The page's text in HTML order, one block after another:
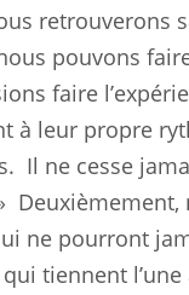
retrouverons
pouvons
faire
à leur propre
Il ne cesse
ne pourront
tiennent